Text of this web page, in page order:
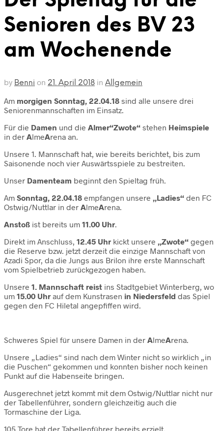
Senioren des BV 23
am Wochenende
by Benni on 21. April 2018 in Allgemein
Am morgigen Sonntag, 22.04.18 sind alle unsere drei
Seniorenmannschaften im Einsatz.
Für die Damen und die Almer“Zwote“ stehen Heimspiele
in der AlmeArena an.
Unsere 1. Mannschaft hat, wie bereits berichtet, bis zum
Saisonende noch vier Auswärtsspiele zu bestreiten.
Unser Damenteam beginnt den Spieltag früh.
Am Sonntag, 22.04.18 empfangen unsere „Ladies“ den FC
Ostwig/Nuttlar in der AlmeArena.
Anstoß ist bereits um 11.00 Uhr.
Direkt im Anschluss, 12.45 Uhr kickt unsere „Zwote“ gegen
die Reserve bzw. jetzt derzeit die einzige Mannschaft von
Azadi Spor, da die Jungs aus Brilon ihre erste Mannschaft
vom Spielbetrieb zurückgezogen haben.
Unsere 1. Mannschaft reist ins Stadtgebiet Winterberg, wo
um 15.00 Uhr auf dem Kunstrasen in Niedersfeld das Spiel
gegen den FC Hiletal angepfiffen wird.
Schweres Spiel für unsere Damen in der AlmeArena.
Unsere „Ladies“ sind nach dem Winter nicht so wirklich „in
die Puschen“ gekommen und konnten bisher noch keinen
Punkt auf die Habenseite bringen.
Ausgerechnet jetzt kommt mit dem Ostwig/Nuttlar nicht nur
der Tabellenführer, sondern gleichzeitig auch die
Tormaschine der Liga.
105 Tore hat der Tabellenführer bereits erzielt.